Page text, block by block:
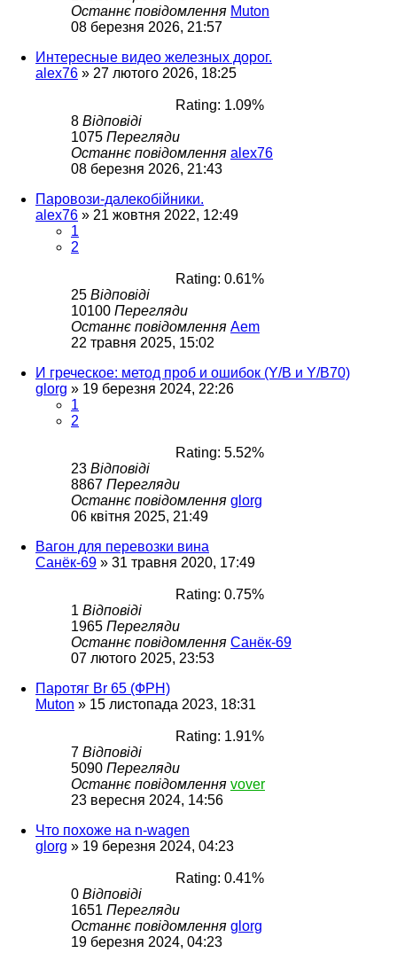
Останнє повідомлення Muton
08 березня 2026, 21:57
Интересные видео железных дорог.
alex76 » 27 лютого 2026, 18:25
Rating: 1.09%
8 Відповіді
1075 Перегляди
Останнє повідомлення alex76
08 березня 2026, 21:43
Паровози-далекобійники.
alex76 » 21 жовтня 2022, 12:49
1
2
Rating: 0.61%
25 Відповіді
10100 Перегляди
Останнє повідомлення Aem
22 травня 2025, 15:02
И греческое: метод проб и ошибок (Y/B и Y/B70)
glorg » 19 березня 2024, 22:26
1
2
Rating: 5.52%
23 Відповіді
8867 Перегляди
Останнє повідомлення glorg
06 квітня 2025, 21:49
Вагон для перевозки вина
Санёк-69 » 31 травня 2020, 17:49
Rating: 0.75%
1 Відповіді
1965 Перегляди
Останнє повідомлення Санёк-69
07 лютого 2025, 23:53
Паротяг Br 65 (ФРН)
Muton » 15 листопада 2023, 18:31
Rating: 1.91%
7 Відповіді
5090 Перегляди
Останнє повідомлення vover
23 вересня 2024, 14:56
Что похоже на n-wagen
glorg » 19 березня 2024, 04:23
Rating: 0.41%
0 Відповіді
1651 Перегляди
Останнє повідомлення glorg
19 березня 2024, 04:23